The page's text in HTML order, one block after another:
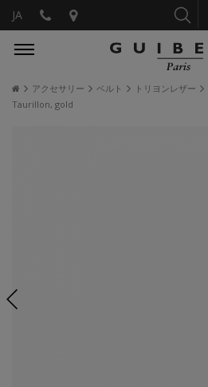
JA
アクセサリー ベルト トリヨンレザー
Taurillon, gold